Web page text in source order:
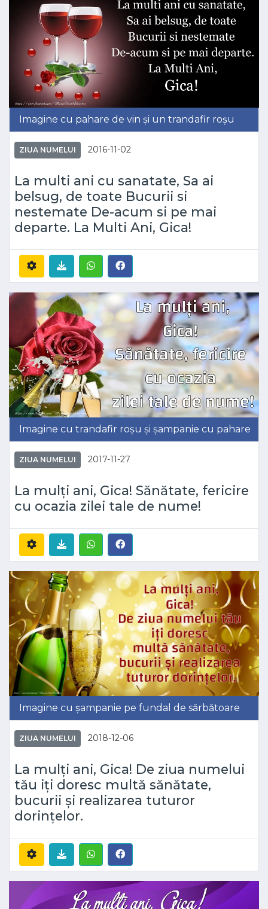
Imagine cu pahare de vin și un trandafir roșu
ZIUA NUMELUI 2016-11-02
La multi ani cu sanatate, Sa ai
belsug, de toate Bucurii si
nestemate De-acum si pe mai
departe. La Multi Ani, Gica!
Imagine cu trandafir roșu și șampanie cu pahare
ZIUA NUMELUI 2017-11-27
La mulți ani, Gica! Sănătate, fericire
cu ocazia zilei tale de nume!
Imagine cu șampanie pe fundal de sărbătoare
ZIUA NUMELUI 2018-12-06
La mulți ani, Gica! De ziua numelui
tău iți doresc multă sănătate,
bucurii și realizarea tuturor
dorințelor.